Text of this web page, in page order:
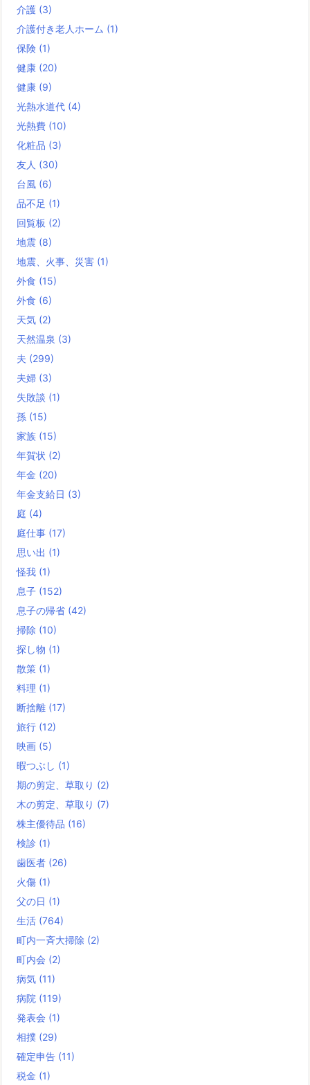
介護 (3)
介護付き老人ホーム (1)
保険 (1)
健康 (20)
健康 (9)
光熱水道代 (4)
光熱費 (10)
化粧品 (3)
友人 (30)
台風 (6)
品不足 (1)
回覧板 (2)
地震 (8)
地震、火事、災害 (1)
外食 (15)
外食 (6)
天気 (2)
天然温泉 (3)
夫 (299)
夫婦 (3)
失敗談 (1)
孫 (15)
家族 (15)
年賀状 (2)
年金 (20)
年金支給日 (3)
庭 (4)
庭仕事 (17)
思い出 (1)
怪我 (1)
息子 (152)
息子の帰省 (42)
掃除 (10)
探し物 (1)
散策 (1)
料理 (1)
断捨離 (17)
旅行 (12)
映画 (5)
暇つぶし (1)
期の剪定、草取り (2)
木の剪定、草取り (7)
株主優待品 (16)
検診 (1)
歯医者 (26)
火傷 (1)
父の日 (1)
生活 (764)
町内一斉大掃除 (2)
町内会 (2)
病気 (11)
病院 (119)
発表会 (1)
相撲 (29)
確定申告 (11)
税金 (1)